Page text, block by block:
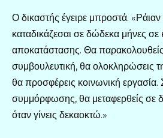
Ο δικαστής έγειρε μπροστά.
καταδικάζεσαι σε δώδεκα μήνες σε
αποκατάστασης. Θα
συμβουλευτική, θα ολοκληρώσεις
θα προσφέρεις κοινωνική
συμμόρφωσης, θα μεταφερθείς σε
όταν γίνεις δεκαοκτώ.»